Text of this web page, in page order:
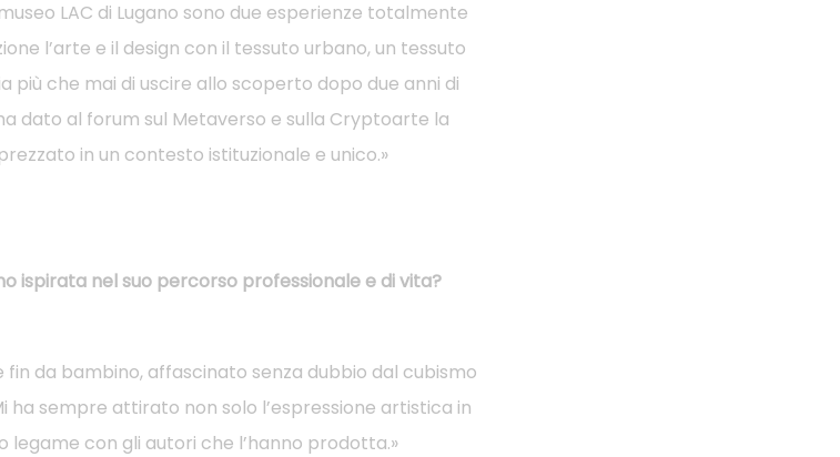
LAC di Lugano sono due esperienze totalmente
l’arte e il design con il tessuto urbano, un tessuto
più che mai di uscire allo scoperto dopo due anni di
dato al forum sul Metaverso e sulla Cryptoarte la
in un contesto istituzionale e unico.»
ispirata nel suo percorso professionale e di vita?
fin da bambino, affascinato senza dubbio dal cubismo
ha sempre attirato non solo l’espressione artistica in
legame con gli autori che l’hanno prodotta.»